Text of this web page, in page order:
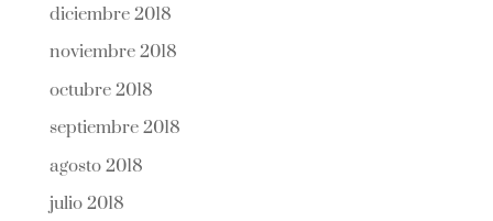
diciembre 2018
noviembre 2018
octubre 2018
septiembre 2018
agosto 2018
julio 2018